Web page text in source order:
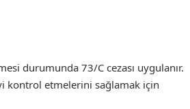
durumunda 73/C cezası uygulanır.
kontrol etmelerini sağlamak için